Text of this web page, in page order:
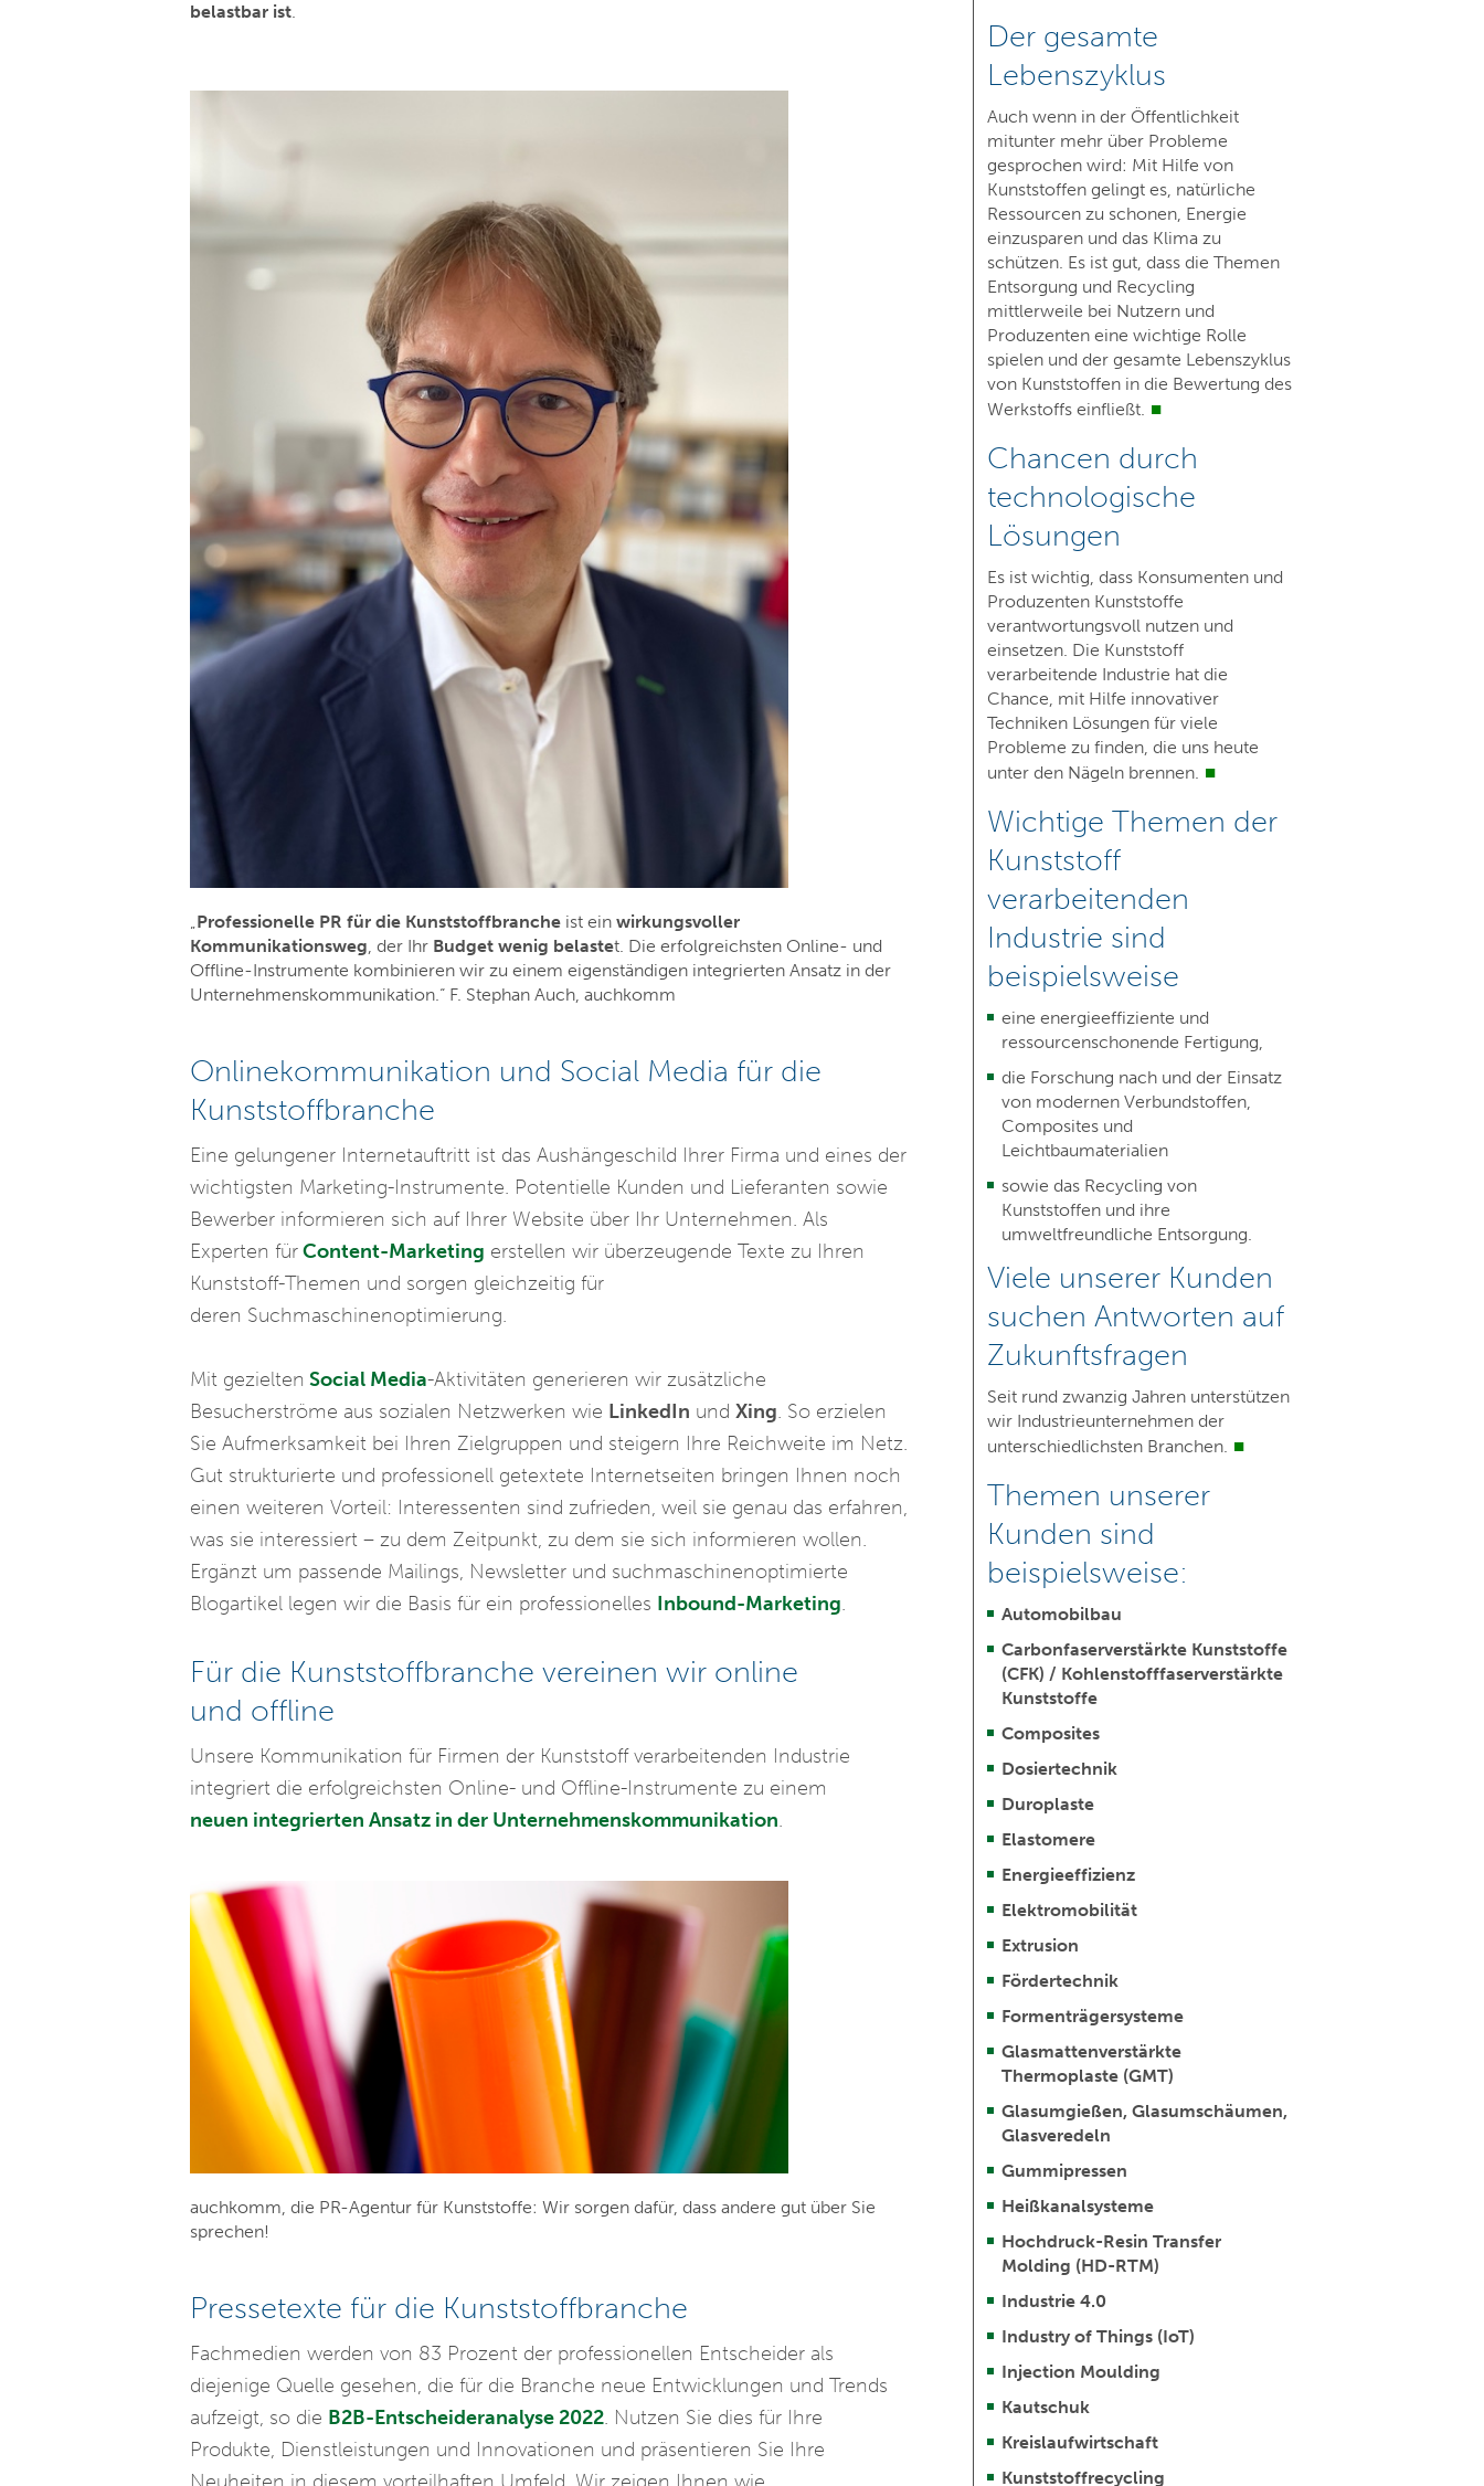
belastbar ist.
Professionelle PR für die Kunststoffbranche ist ein wirkungsvoller
Kommunikationsweg , der Ihr Budget wenig belastet. Die erfolgreichsten Online- und
Offline-Instrumente kombinieren wir zu einem eigenständigen integrierten Ansatz in der
Unternehmenskommunikation.“ F. Stephan Auch, auchkomm
Onlinekommunikation und Social Media für die
Kunststoffbranche
Eine gelungener Internetauftritt ist das Aushängeschild Ihrer Firma und eines der
wichtigsten Marketing-Instrumente. Potentielle Kunden und Lieferanten sowie
Bewerber informieren sich auf Ihrer Website über Ihr Unternehmen. Als
Experten fürContent-Marketing erstellen wir überzeugende Texte zu Ihren
Kunststoff-Themen und sorgen gleichzeitig für
deren Suchmaschinenoptimierung.
Mit gezielten Social Media-Aktivitäten generieren wir zusätzliche
Besucherströme aus sozialen Netzwerken wie LinkedIn und Xing. So erzielen
Sie Aufmerksamkeit bei Ihren Zielgruppen und steigern Ihre Reichweite im Netz.
Gut strukturierte und professionell getextete Internetseiten bringen Ihnen noch
einen weiteren Vorteil: Interessenten sind zufrieden, weil sie genau das erfahren,
was sie interessiert – zu dem Zeitpunkt, zu dem sie sich informieren wollen.
Ergänzt um passende Mailings, Newsletter und suchmaschinenoptimierte
Blogartikel legen wir die Basis für ein professionelles Inbound-Marketing.
Für die Kunststoffbranche vereinen wir online
und offline
Unsere Kommunikation für Firmen der Kunststoff verarbeitenden Industrie
integriert die erfolgreichsten Online- und Offline-Instrumente zu einem
neuen integrierten Ansatz in der Unternehmenskommunikation.
auchkomm, die PR-Agentur für Kunststoffe: Wir sorgen dafür, dass andere gut über Sie
sprechen!
Pressetexte für die Kunststoffbranche
Fachmedien werden von 83 Prozent der professionellen Entscheider als
diejenige Quelle gesehen, die für die Branche neue Entwicklungen und Trends
aufzeigt, so die B2B-Entscheideranalyse 2022. Nutzen Sie dies für Ihre
Produkte, Dienstleistungen und Innovationen und präsentieren Sie Ihre
Der gesamte
Lebenszyklus
Auch wenn in der Öffentlichkeit
mitunter mehr über Probleme
gesprochen wird: Mit Hilfe von
Kunststoffen gelingt es, natürliche
Ressourcen zu schonen, Energie
einzusparen und das Klima zu
schützen. Es ist gut, dass die Themen
Entsorgung und Recycling
mittlerweile bei Nutzern und
Produzenten eine wichtige Rolle
spielen und der gesamte Lebenszyklus
von Kunststoffen in die Bewertung des
Werkstoffs einfließt.
Chancen durch
technologische
Lösungen
Es ist wichtig, dass Konsumenten und
Produzenten Kunststoffe
verantwortungsvoll nutzen und
einsetzen. Die Kunststoff
verarbeitende Industrie hat die
Chance, mit Hilfe innovativer
Techniken Lösungen für viele
Probleme zu finden, die uns heute
unter den Nägeln brennen.
Wichtige Themen der
Kunststoff
verarbeitenden
Industrie sind
beispielsweise
eine energieeffiziente und
ressourcenschonende Fertigung,
die Forschung nach und der Einsatz
von modernen Verbundstoffen,
Composites und
Leichtbaumaterialien
sowie das Recycling von
Kunststoffen und ihre
umweltfreundliche Entsorgung.
Viele unserer Kunden
suchen Antworten auf
Zukunftsfragen
Seit rund zwanzig Jahren unterstützen
wir Industrieunternehmen der
unterschiedlichsten Branchen.
Themen unserer
Kunden sind
beispielsweise:
Automobilbau
Carbonfaserverstärkte Kunststoffe
(CFK) / Kohlenstofffaserverstärkte
Kunststoffe
Composites
Dosiertechnik
Duroplaste
Elastomere
Energieeffizienz
Elektromobilität
Extrusion
Fördertechnik
Formenträgersysteme
Glasmattenverstärkte
Thermoplaste (GMT)
Glasumgießen, Glasumschäumen,
Glasveredeln
Gummipressen
Heißkanalsysteme
Hochdruck-Resin Transfer
Molding (HD-RTM)
Industrie 4.0
Industry of Things (IoT)
Injection Moulding
Kautschuk
Kreislaufwirtschaft
Kunststoffrecycling